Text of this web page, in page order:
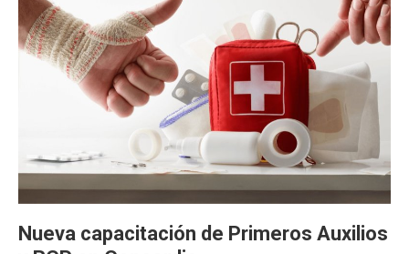
Nueva capacitación de Primeros Auxilios